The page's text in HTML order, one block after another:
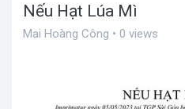
Nếu Hạt Lúa Mì
Mai Hoàng Công • 0 views